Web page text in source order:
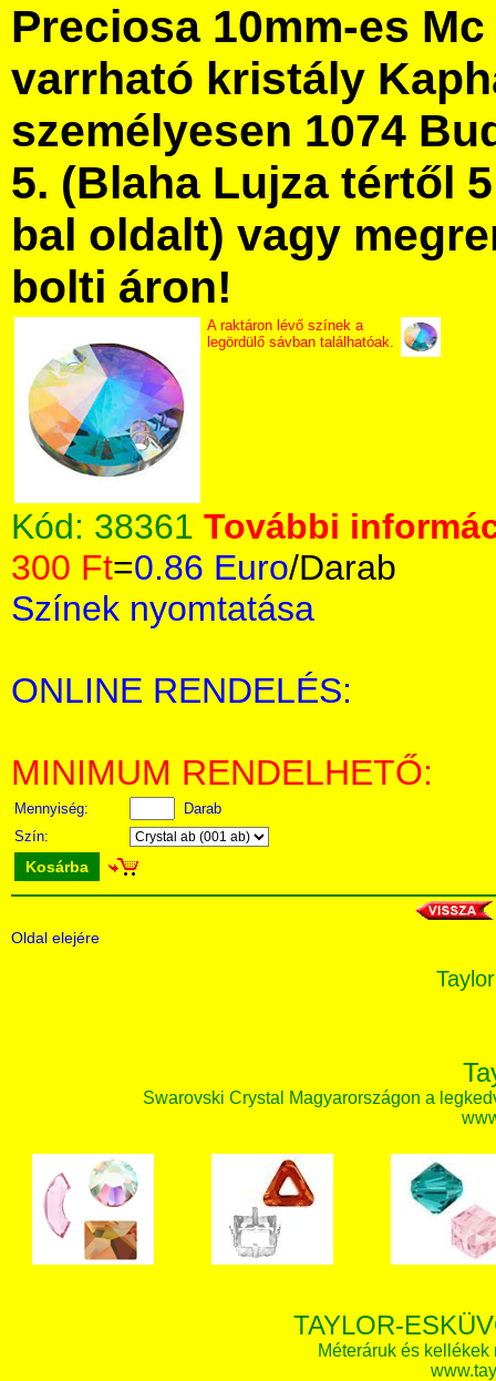
Preciosa 10mm-es
varrható kristály
személyesen 1074
5. (Blaha Lujza tértől
bal oldalt) vagy
bolti áron!
A raktáron lévő színek a
legördülő sávban találhatóak.
Kód: 38361 További
300 Ft=0.86 Euro/Darab
Színek nyomtatása
ONLINE RENDELÉS:
MINIMUM RENDELHETŐ:
Mennyiség:
Darab
Szín:
Kosárba
Oldal elejére
Swarovski Crystal Magyarországon a
TAYLOR-
Méteráruk és